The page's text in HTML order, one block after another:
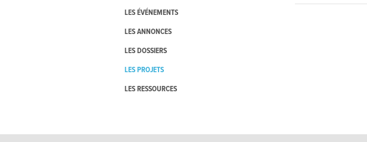
LES ÉVÉNEMENTS
LES ANNONCES
LES DOSSIERS
LES PROJETS
LES RESSOURCES